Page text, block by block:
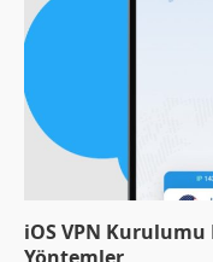
iOS VPN Kurulumu